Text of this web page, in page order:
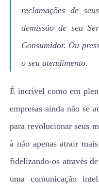
reclamações de
demissão de seu
Consumidor. Ou
o seu atendimento.
É incrível como em
empresas ainda não se
para revolucionar seus
à não apenas atrair
fidelizando-os através
uma comunicação